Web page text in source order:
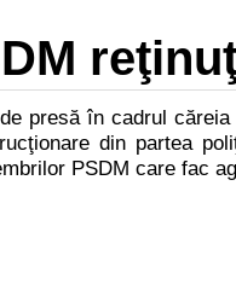
presă în cadrul
din partea
PSDM care fac